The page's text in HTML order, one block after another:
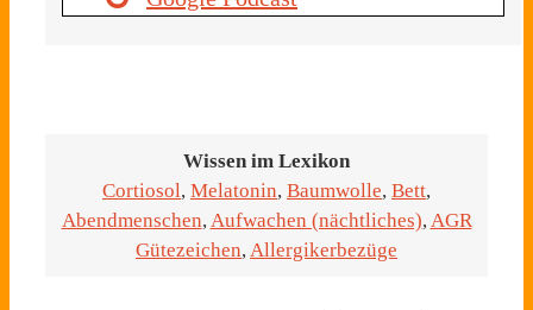
Wissen im Lexikon
Cortiosol, Melatonin, Baumwolle, Bett,
Abendmenschen, Aufwachen (nächtliches), AGR
Gütezeichen, Allergikerbezüge